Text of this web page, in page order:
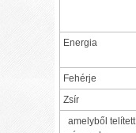
Energia
Fehérje
Zsír
amelyből telített